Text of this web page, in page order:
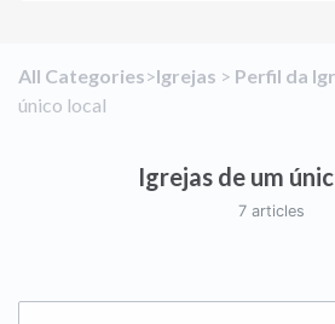
All Categories​>​​Igrejas ​ > ​ ​Perfil da
único local
Igrejas de um
7 articles